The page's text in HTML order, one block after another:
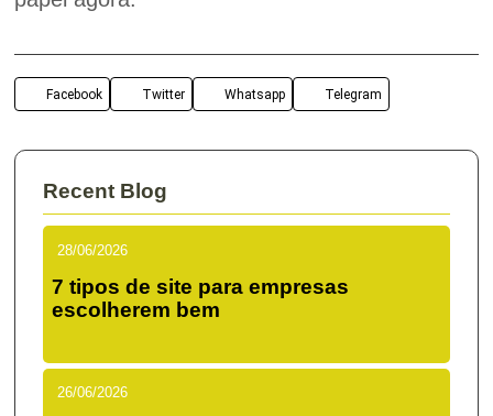
Facebook Twitter Whatsapp Telegram
Recent Blog
28/06/2026
7 tipos de site para empresas
escolherem bem
26/06/2026